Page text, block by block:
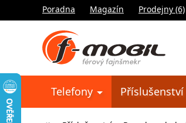
Poradna Magazín Prodejny (6)
Telefony Příslušenství